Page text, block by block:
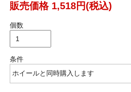
販売価格 1,518円(税込)
個数
条件